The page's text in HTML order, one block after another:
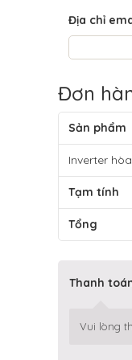
Địa chỉ
Đơn
Sản phẩm
Inverter
Tạm tính
Tổng
Thanh
Vui lòng